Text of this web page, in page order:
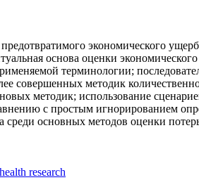
экономического
основа оценки
терминологии;
совершенных методик
методик; использование
с простым игнорированием
среди основных методов оценки
health research